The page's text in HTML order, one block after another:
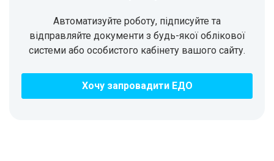
Автоматизуйте роботу, підписуйте та
відправляйте документи з будь-якої облікової
системи або особистого кабінету вашого сайту.
Хочу запровадити ЕДО